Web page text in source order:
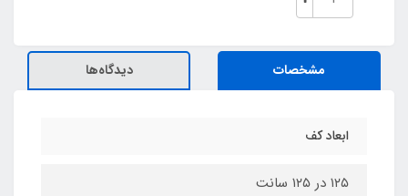
مشخصات دیدگاه‌ها
ابعاد کف
۱۲۵ در ۱۲۵ سانت